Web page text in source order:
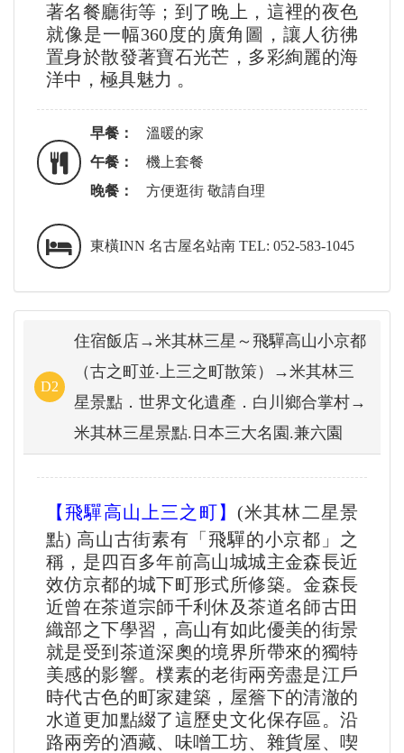
著名餐廳街等；到了晚上，這裡的夜色
就像是一幅360度的廣角圖，讓人彷彿
置身於散發著寶石光芒，多彩絢麗的海
洋中，極具魅力 。
早餐：
溫暖的家
午餐：
機上套餐
晚餐：
方便逛街 敬請自理
東橫INN 名古屋名站南 TEL: 052-583-1045
D2
住宿飯店→米其林三星～飛驒高山小京都
（古之町並‧上三之町散策）→米其林三
星景點．世界文化遺產．白川鄉合掌村→
米其林三星景點.日本三大名園.兼六園
【飛驒高山上三之町】 (米其林二星景
點) 高山古街素有「飛驒的小京都」之
稱，是四百多年前高山城城主金森長近
效仿京都的城下町形式所修築。金森長
近曾在茶道宗師千利休及茶道名師古田
織部之下學習，高山有如此優美的街景
就是受到茶道深奧的境界所帶來的獨特
美感的影響。樸素的老街兩旁盡是江戶
時代古色的町家建築，屋簷下的清澈的
水道更加點綴了這歷史文化保存區。沿
路兩旁的酒藏、味噌工坊、雜貨屋、喫